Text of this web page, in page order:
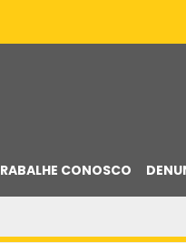
TRABALHE CONOSCO